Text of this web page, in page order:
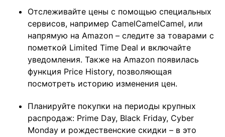
Отслеживайте цены с помощью специальных
сервисов, например CamelCamelCamel, или
напрямую на Amazon – следите за товарами с
пометкой Limited Time Deal и включайте
уведомления. Также на Amazon появилась
функция Price History, позволяющая
посмотреть историю изменения цен.
Планируйте покупки на периоды крупных
распродаж: Prime Day, Black Friday, Cyber
Monday и рождественские скидки – в это